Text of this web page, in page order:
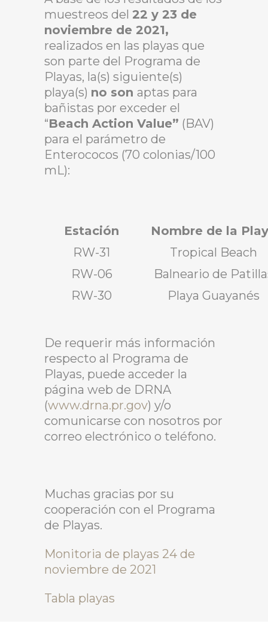
muestreos del 22 y 23 de
noviembre de 2021,
realizados en las playas que
son parte del Programa de
Playas, la(s) siguiente(s)
playa(s) no son aptas para
bañistas por exceder el
“Beach Action Value” (BAV)
para el parámetro de
Enterococos (70 colonias/100
mL):
Estación
Nombre de la
RW-31
Tropical Beach
RW-06
Balneario de
RW-30
Playa Guayanés
De requerir más información
respecto al Programa de
Playas, puede acceder la
página web de DRNA
(www.drna.pr.gov) y/o
comunicarse con nosotros por
correo electrónico o teléfono.
Muchas gracias por su
cooperación con el Programa
de Playas.
Monitoria de playas 24 de
noviembre de 2021
Tabla playas